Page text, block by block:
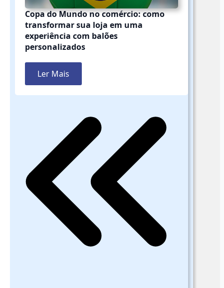
Copa do Mundo no comércio: como
transformar sua loja em uma
experiência com balões
personalizados
Ler Mais